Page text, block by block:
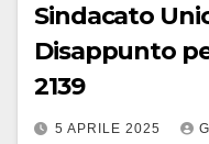
Sindacato
Disappunto
2139
5 APRILE 2025